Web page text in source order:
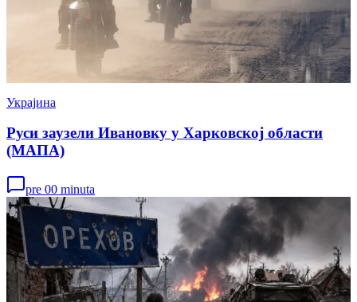
Украјина
Руси заузели Ивановку у Харковској области
(МАПА)
pre 00 minuta